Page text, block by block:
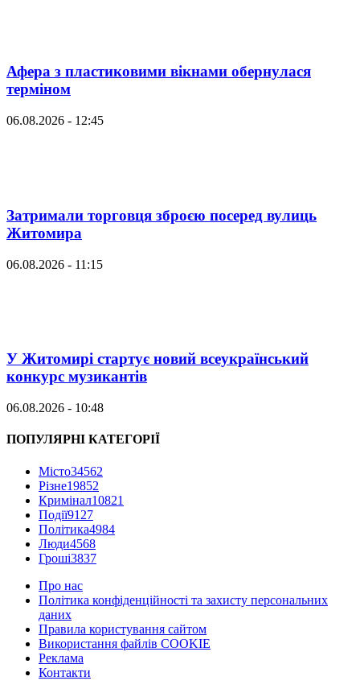
Афера з пластиковими вікнами обернулася
терміном
06.08.2026 - 12:45
Затримали торговця зброєю посеред вулиць
Житомира
06.08.2026 - 11:15
У Житомирі стартує новий всеукраїнський
конкурс музикантів
06.08.2026 - 10:48
ПОПУЛЯРНІ КАТЕГОРІЇ
Місто34562
Різне19852
Кримінал10821
Події9127
Політика4984
Люди4568
Гроші3837
Про нас
Політика конфіденційності та захисту персональних
даних
Правила користування сайтом
Використання файлів COOKIE
Реклама
Контакти